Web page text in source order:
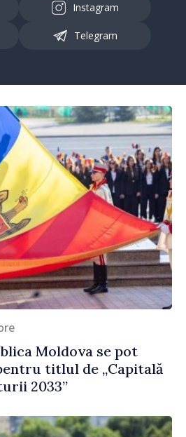
Instagram
Telegram
Moldova se pot
titlul de „Capitală
2033”